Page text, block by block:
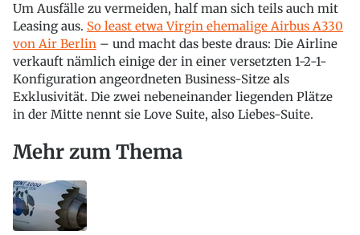
Um Ausfälle zu vermeiden, half man sich teils auch mit
Leasing aus. So least etwa Virgin ehemalige Airbus A330
von Air Berlin – und macht das beste draus: Die Airline
verkauft nämlich einige der in einer versetzten 1-2-1-
Konfiguration angeordneten Business-Sitze als
Exklusivität. Die zwei nebeneinander liegenden Plätze
in der Mitte nennt sie Love Suite, also Liebes-Suite.
Mehr zum Thema